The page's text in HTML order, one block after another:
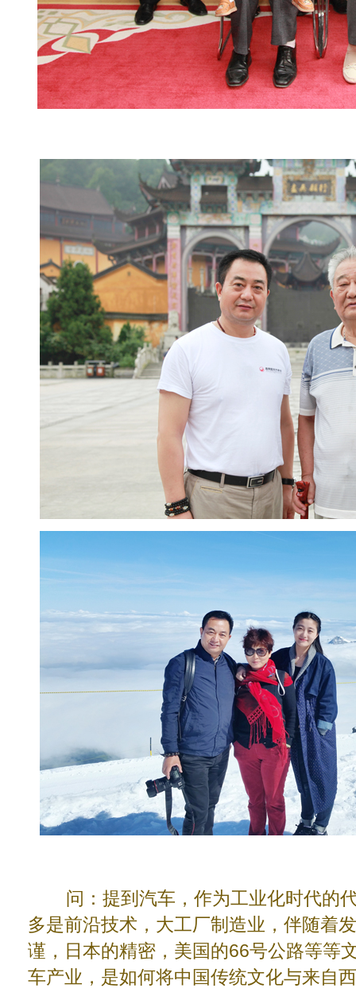
问：提到汽车，作为工业化时代的代
多是前沿技术，大工厂制造业，伴随着
谨，日本的精密，美国的66号公路等等
车产业，是如何将中国传统文化与来自